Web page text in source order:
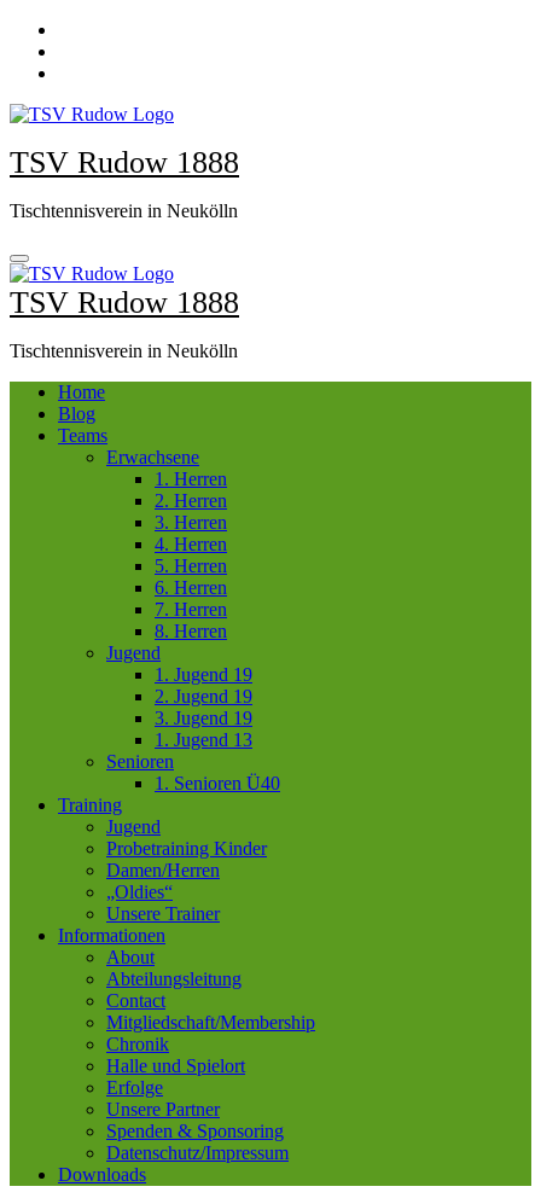
Zum
Inhalt
springen
TSV Rudow 1888
Tischtennisverein in Neukölln
TSV Rudow 1888
Tischtennisverein in Neukölln
Home
Blog
Teams
Erwachsene
1. Herren
2. Herren
3. Herren
4. Herren
5. Herren
6. Herren
7. Herren
8. Herren
Jugend
1. Jugend 19
2. Jugend 19
3. Jugend 19
1. Jugend 13
Senioren
1. Senioren Ü40
Training
Jugend
Probetraining Kinder
Damen/Herren
„Oldies“
Unsere Trainer
Informationen
About
Abteilungsleitung
Contact
Mitgliedschaft/Membership
Chronik
Halle und Spielort
Erfolge
Unsere Partner
Spenden & Sponsoring
Datenschutz/Impressum
Downloads